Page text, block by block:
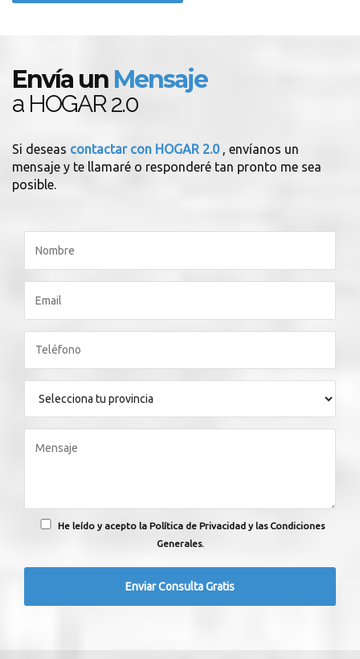
Envía un Mensaje
a HOGAR 2.0
Si deseas contactar con HOGAR 2.0 , envíanos un
mensaje y te llamaré o responderé tan pronto me sea
posible.
He leído y acepto la Política de Privacidad y las Condiciones
Generales.